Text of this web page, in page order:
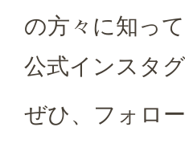
の方々に知っ
公式インスタ
ぜひ、フォロ